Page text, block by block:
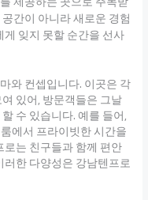
간이 아니라 새로운 경험
잊지 못할 순간을 선사
와 컨셉입니다. 이곳은 각
있어, 방문객들은 그날
수 있습니다. 예를 들어,
에서 프라이빗한 시간을
는 친구들과 함께 편안
한 다양성은 강남텐프로